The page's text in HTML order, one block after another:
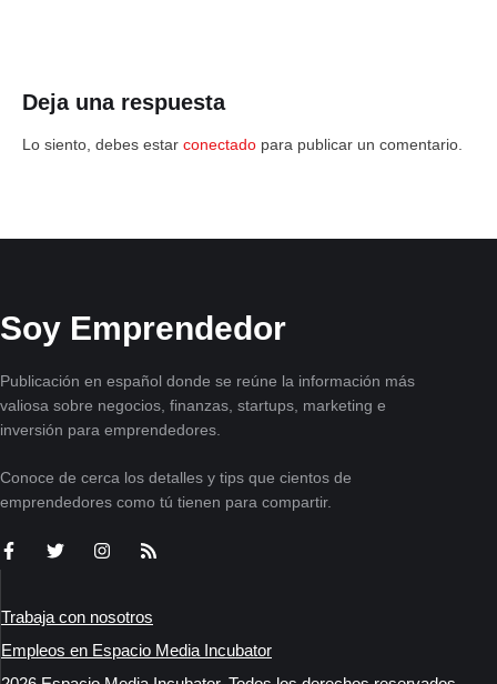
Deja una respuesta
Lo siento, debes estar conectado para publicar un comentario.
Soy Emprendedor
Publicación en español donde se reúne la información más
valiosa sobre negocios, finanzas, startups, marketing e
inversión para emprendedores.
Conoce de cerca los detalles y tips que cientos de
emprendedores como tú tienen para compartir.
Trabaja con nosotros
Empleos en Espacio Media Incubator